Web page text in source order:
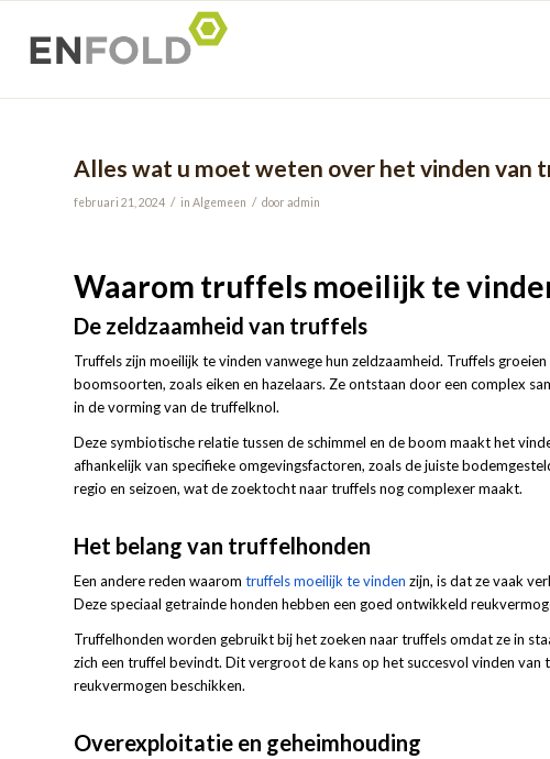
Alles wat u moet weten over het vinden van
februari 21, 2024 / in Algemeen / door admin
Waarom truffels moeilijk te
De zeldzaamheid van truffels
Truffels zijn moeilijk te vinden vanwege hun zeldzaamheid. Truffels
boomsoorten, zoals eiken en hazelaars. Ze ontstaan door een complex
in de vorming van de truffelknol.
Deze symbiotische relatie tussen de schimmel en de boom maakt het
afhankelijk van specifieke omgevingsfactoren, zoals de juiste
regio en seizoen, wat de zoektocht naar truffels nog complexer maakt.
Het belang van truffelhonden
Een andere reden waarom truffels moeilijk te vinden zijn, is dat ze vaak
Deze speciaal getrainde honden hebben een goed ontwikkeld
Truffelhonden worden gebruikt bij het zoeken naar truffels omdat ze in
zich een truffel bevindt. Dit vergroot de kans op het succesvol vinden van
reukvermogen beschikken.
Overexploitatie en geheimhouding